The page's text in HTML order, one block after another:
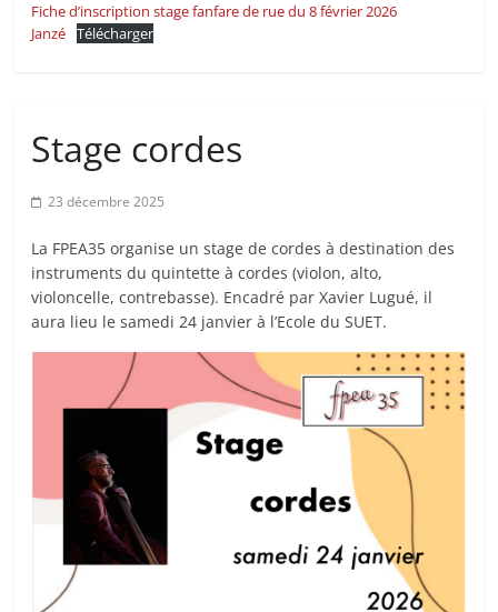
Fiche d’inscription stage fanfare de rue du 8 février 2026
Janzé Télécharger
Stage cordes
23 décembre 2025
La FPEA35 organise un stage de cordes à destination des
instruments du quintette à cordes (violon, alto,
violoncelle, contrebasse). Encadré par Xavier Lugué, il
aura lieu le samedi 24 janvier à l’Ecole du SUET.